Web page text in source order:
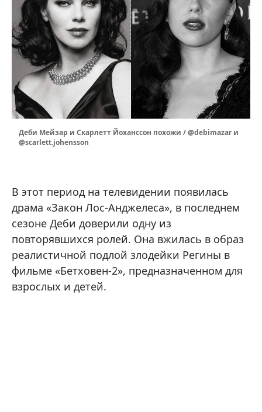
Деби Мейзар и Скарлетт Йоханссон похожи / @debimazar и
@scarlett.johensson
В этот период на телевидении появилась
драма «Закон Лос-Анджелеса», в последнем
сезоне Деби доверили одну из
повторявшихся ролей. Она вжилась в образ
реалистичной подлой злодейки Регины в
фильме «Бетховен-2», предназначенном для
взрослых и детей.